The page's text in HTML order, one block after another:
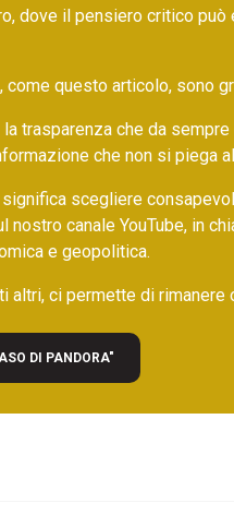
dove il pensiero critico
come questo articolo, sono
trasparenza che da
che non si piega
scegliere
canale YouTube, in
e geopolitica.
altri, ci permette di rimanere
DI PANDORA"